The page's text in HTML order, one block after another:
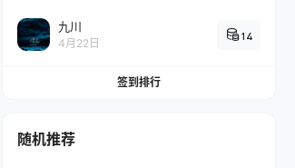
九川
4月22日
14
签到排行
随机推荐